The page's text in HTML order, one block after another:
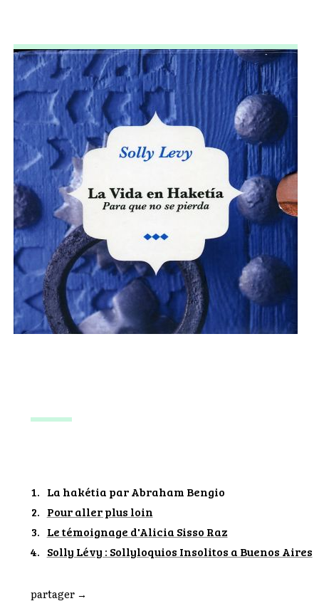
La hakétia par Abraham Bengio
Pour aller plus loin
Le témoignage d'Alicia Sisso Raz
Solly Lévy : Sollyloquios Insolitos a Buenos Aires
partager →